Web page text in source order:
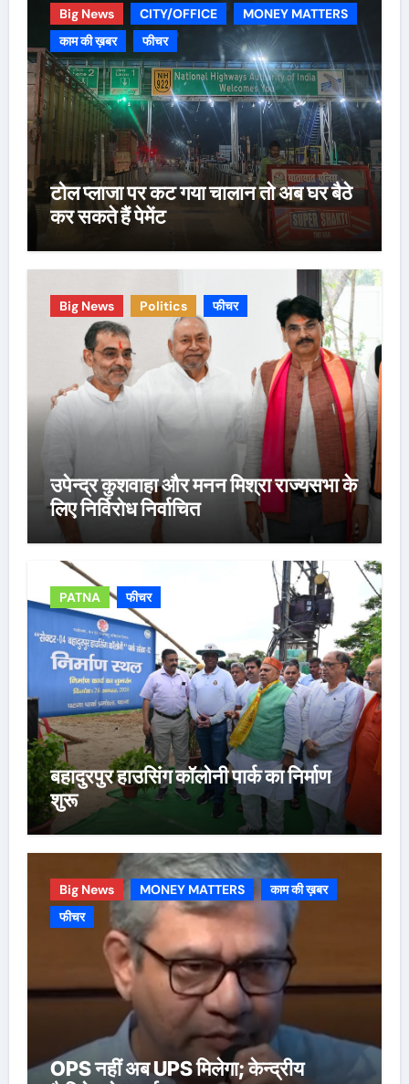
Big News CITY/OFFICE
MONEY MATTERS
काम की ख़बर
फीचर
टोल प्लाजा पर कट गया चालान तो अब घर बैठे
कर सकते हैं पेमेंट
Big News Politics फीचर
उपेन्द्र कुशवाहा और मनन मिश्रा राज्यसभा के
लिए निर्विरोध निर्वाचित
PATNA फीचर
बहादुरपुर हाउसिंग कॉलोनी पार्क का निर्माण
शुरू
Big News MONEY MATTERS
काम की ख़बर
फीचर
OPS नहीं अब UPS मिलेगा; केन्द्रीय